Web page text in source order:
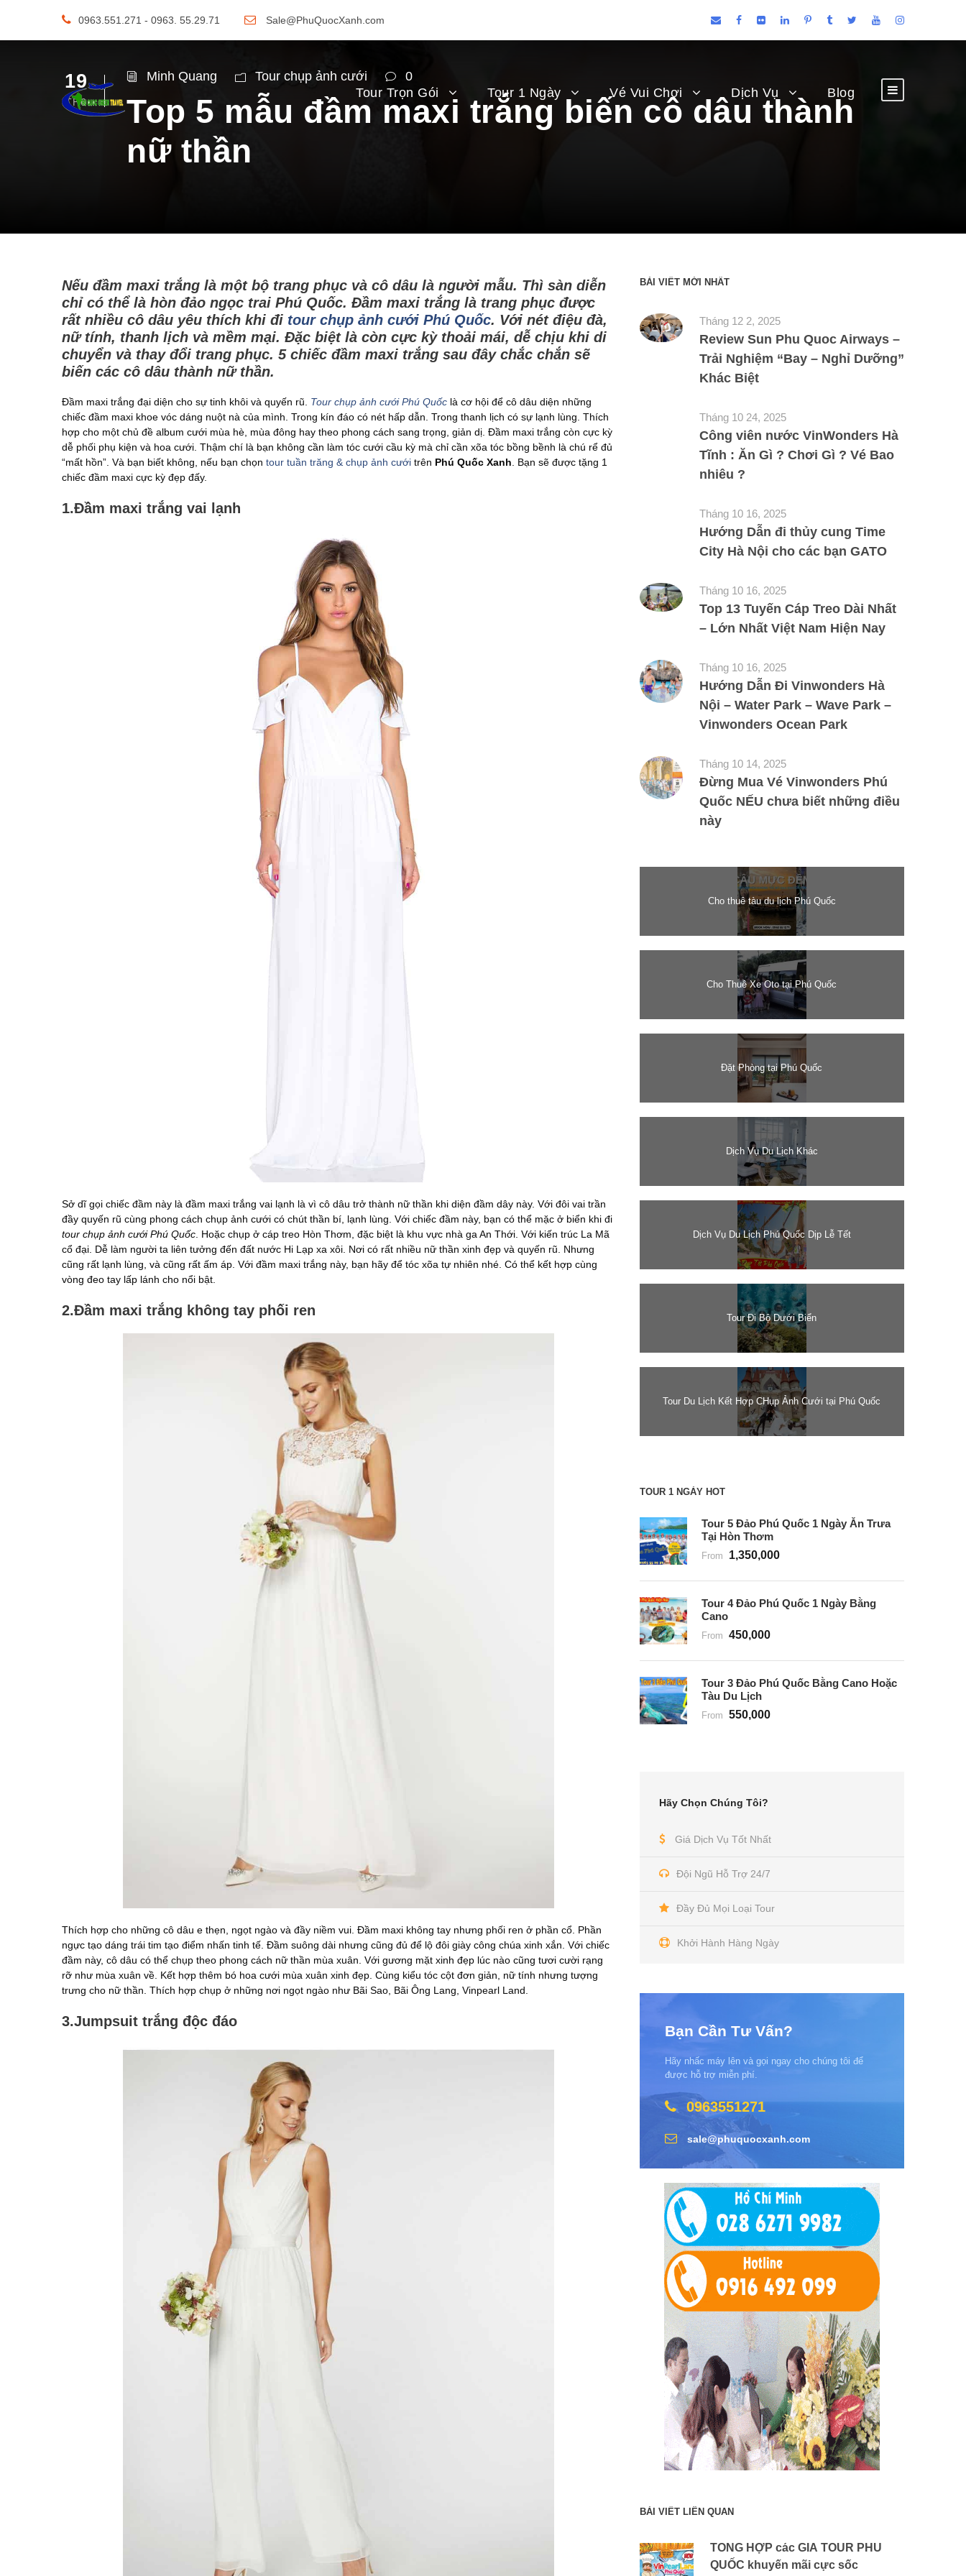
0963.551.271 - 0963. 55.29.71 Sale@PhuQuocXanh.com
Tour Trọn Gói Tour 1 Ngày Vé Vui Chơi Dịch Vụ Blog
19
TH6
Minh Quang Tour chụp ảnh cưới 0
Top 5 mẫu đầm maxi trắng biến cô dâu thành
nữ thần
Nếu đầm maxi trắng là một bộ trang phục và cô dâu là người mẫu. Thì sàn diễn
chỉ có thể là hòn đảo ngọc trai Phú Quốc. Đầm maxi trắng là trang phục được
rất nhiều cô dâu yêu thích khi đi tour chụp ảnh cưới Phú Quốc. Với nét điệu đà,
nữ tính, thanh lịch và mềm mại. Đặc biệt là còn cực kỳ thoải mái, dễ chịu khi di
chuyển và thay đổi trang phục. 5 chiếc đầm maxi trắng sau đây chắc chắn sẽ
biến các cô dâu thành nữ thần.
Đầm maxi trắng đại diện cho sự tinh khôi và quyến rũ. Tour chụp ảnh cưới Phú Quốc là cơ hội để cô dâu diện những
chiếc đầm maxi khoe vóc dáng nuột nà của mình. Trong kín đáo có nét hấp dẫn. Trong thanh lịch có sự lạnh lùng. Thích
hợp cho một chủ đề album cưới mùa hè, mùa đông hay theo phong cách sang trọng, giản dị. Đầm maxi trắng còn cực kỳ
dễ phối phụ kiện và hoa cưới. Thậm chí là bạn không cần làm tóc cưới cầu kỳ mà chỉ cần xõa tóc bồng bềnh là chú rể đủ
“mất hồn”. Và bạn biết không, nếu bạn chọn tour tuần trăng & chụp ảnh cưới trên Phú Quốc Xanh . Bạn sẽ được tặng 1
chiếc đầm maxi cực kỳ đẹp đấy.
1.Đầm maxi trắng vai lạnh
Sở dĩ gọi chiếc đầm này là đầm maxi trắng vai lạnh là vì cô dâu trở thành nữ thần khi diện đầm dây này. Với đôi vai trần
đầy quyến rũ cùng phong cách chụp ảnh cưới có chút thần bí, lạnh lùng. Với chiếc đầm này, bạn có thể mặc ở biển khi đi
tour chụp ảnh cưới Phú Quốc . Hoặc chụp ở cáp treo Hòn Thơm, đặc biệt là khu vực nhà ga An Thới. Với kiến trúc La Mã
cổ đại. Dễ làm người ta liên tưởng đến đất nước Hi Lạp xa xôi. Nơi có rất nhiều nữ thần xinh đẹp và quyến rũ. Nhưng
cũng rất lạnh lùng, và cũng rất ấm áp. Với đầm maxi trắng này, bạn hãy để tóc xõa tự nhiên nhé. Có thể kết hợp cùng
vòng đeo tay lấp lánh cho nổi bật.
2.Đầm maxi trắng không tay phối ren
Thích hợp cho những cô dâu e thẹn, ngọt ngào và đầy niềm vui. Đầm maxi không tay nhưng phối ren ở phần cổ. Phần
ngực tạo dáng trái tim tạo điểm nhấn tinh tế. Đầm suông dài nhưng cũng đủ để lộ đôi giày công chúa xinh xắn. Với chiếc
đầm này, cô dâu có thể chụp theo phong cách nữ thần mùa xuân. Với gương mặt xinh đẹp lúc nào cũng tươi cười rạng
rỡ như mùa xuân về. Kết hợp thêm bó hoa cưới mùa xuân xinh đẹp. Cùng kiểu tóc cột đơn giản, nữ tính nhưng tượng
trưng cho nữ thần. Thích hợp chụp ở những nơi ngọt ngào như Bãi Sao, Bãi Ông Lang, Vinpearl Land.
3.Jumpsuit trắng độc đáo
BÀI VIẾT MỚI NHẤT
Tháng 12 2, 2025
Review Sun Phu Quoc Airways –
Trải Nghiệm “Bay – Nghỉ Dưỡng”
Khác Biệt
Tháng 10 24, 2025
Công viên nước VinWonders Hà
Tĩnh : Ăn Gì ? Chơi Gì ? Vé Bao
nhiêu ?
Tháng 10 16, 2025
Hướng Dẫn đi thủy cung Time
City Hà Nội cho các bạn GATO
Tháng 10 16, 2025
Top 13 Tuyến Cáp Treo Dài Nhất
– Lớn Nhất Việt Nam Hiện Nay
Tháng 10 16, 2025
Hướng Dẫn Đi Vinwonders Hà
Nội – Water Park – Wave Park –
Vinwonders Ocean Park
Tháng 10 14, 2025
Đừng Mua Vé Vinwonders Phú
Quốc NẾU chưa biết những điều
này
Cho thuê tàu du lịch Phú Quốc
Cho Thuê Xe Oto tại Phú Quốc
Đặt Phòng tại Phú Quốc
Dịch Vụ Du Lịch Khác
Dịch Vụ Du Lịch Phú Quốc Dịp Lễ Tết
Tour Đi Bộ Dưới Biển
Tour Du Lịch Kết Hợp CHụp Ảnh Cưới tại Phú Quốc
TOUR 1 NGÀY HOT
Tour 5 Đảo Phú Quốc 1 Ngày Ăn Trưa
Tại Hòn Thơm
From 1,350,000
Tour 4 Đảo Phú Quốc 1 Ngày Bằng
Cano
From 450,000
Tour 3 Đảo Phú Quốc Bằng Cano Hoặc
Tàu Du Lịch
From 550,000
Hãy Chọn Chúng Tôi?
Giá Dịch Vụ Tốt Nhất
Đội Ngũ Hỗ Trợ 24/7
Đầy Đủ Mọi Loại Tour
Khởi Hành Hàng Ngày
Bạn Cần Tư Vấn?
Hãy nhấc máy lên và gọi ngay cho chúng tôi để
được hỗ trợ miễn phí.
0963551271
sale@phuquocxanh.com
BÀI VIẾT LIÊN QUAN
TỔNG HỢP các GIÁ TOUR PHÚ
QUỐC khuyến mãi cực sốc